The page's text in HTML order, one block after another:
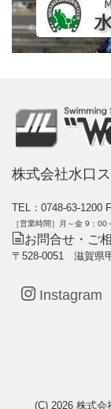
株式会社水口
TEL：0748-63-1200
［営業時間］月～金 9：
お問合せ・ご
〒528-0051 滋賀県
Instagram
(C) 2026 株式会